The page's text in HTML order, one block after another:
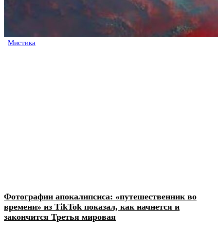
Мистика
Фотографии апокалипсиса: «путешественник во
времени» из TikTok показал, как начнется и
закончится Третья мировая